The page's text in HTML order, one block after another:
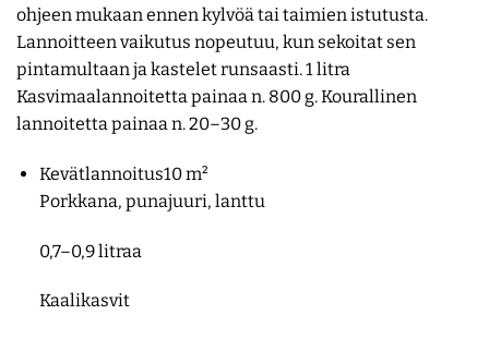
ohjeen mukaan ennen kylvöä tai taimien istutusta.
Lannoitteen vaikutus nopeutuu, kun sekoitat sen
pintamultaan ja kastelet runsaasti. 1 litra
Kasvimaalannoitetta painaa n. 800 g. Kourallinen
lannoitetta painaa n. 20–30 g.
Kevätlannoitus10 m²
Porkkana, punajuuri, lanttu
0,7–0,9 litraa
Kaalikasvit